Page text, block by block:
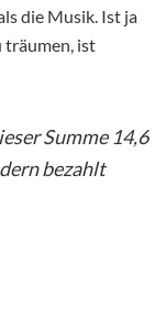
die Musik. Ist ja
träumen, ist
Summe14,6
bezahlt